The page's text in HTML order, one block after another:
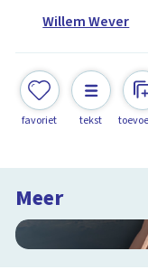
Willem Wever
favoriet tekst
Meer